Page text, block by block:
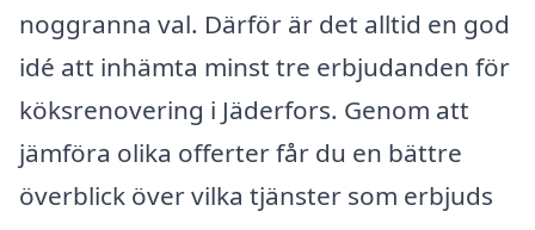
noggranna val. Därför är det alltid en god
idé att inhämta minst tre erbjudanden för
köksrenovering i Jäderfors. Genom att
jämföra olika offerter får du en bättre
överblick över vilka tjänster som erbjuds